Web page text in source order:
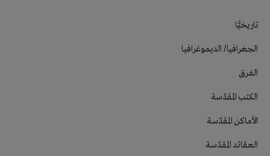
تاريخيًّا
الجغرافيا/ الديموغرافيا
الفرق
الكتب المقدّسة
الأماكن المقدّسة
العقائد المقدّسة